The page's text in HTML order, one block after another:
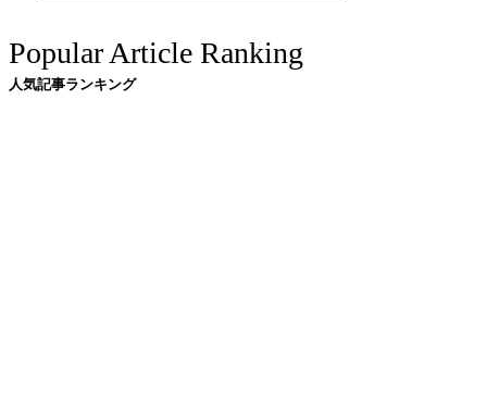
Popular Article Ranking
人気記事ランキング